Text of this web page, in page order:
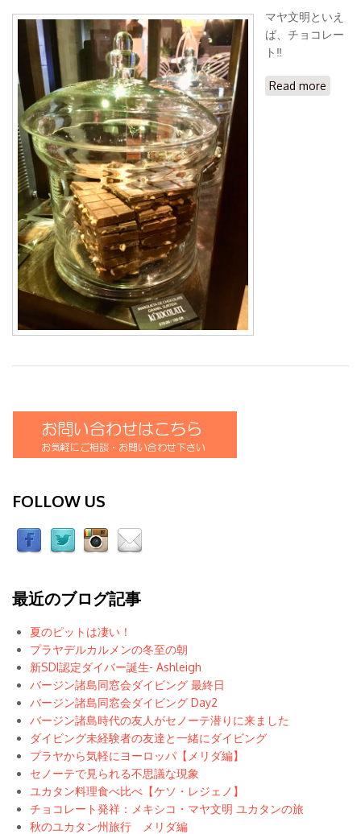
マヤ文明といえ
ば、チョコレー
ト‼︎
Read more
FOLLOW US
最近のブログ記事
夏のピットは凄い！
プラヤデルカルメンの冬至の朝
新SDI認定ダイバー誕生- Ashleigh
バージン諸島同窓会ダイビング 最終日
バージン諸島同窓会ダイビング Day2
バージン諸島時代の友人がセノーテ潜りに来ました
ダイビング未経験者の友達と一緒にダイビング
プラヤから気軽にヨーロッパ【メリダ編】
セノーテで見られる不思議な現象
ユカタン料理食べ比べ【ケソ・レジェノ】
チョコレート発祥：メキシコ・マヤ文明 ユカタンの旅
秋のユカタン州旅行 メリダ編